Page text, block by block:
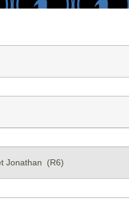
Jonathan (R6)